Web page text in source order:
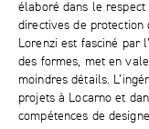
élaboré dans le respect
directives de protection
Lorenzi est fasciné par
des formes, met en
moindres détails.
projets à Locarno et
compétences de